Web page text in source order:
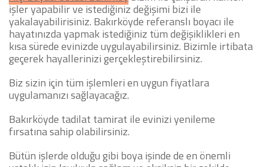
işler yapabilir ve istediğiniz değişimi bizi ile
yakalayabilirisiniz. Bakırköyde referanslı boyacı ile
hayatınızda yapmak istediğiniz tüm değişiklikleri en
kısa sürede evinizde uygulayabilirsiniz. Bizimle irtibata
geçerek hayallerinizi gerçekleştirebilirsiniz.
Biz sizin için tüm işlemleri en uygun fiyatlara
uygulamanızı sağlayacağız.
Bakırköyde tadilat tamirat ile evinizi yenileme
fırsatına sahip olabilirsiniz.
Bütün işlerde olduğu gibi boya işinde de en önemli